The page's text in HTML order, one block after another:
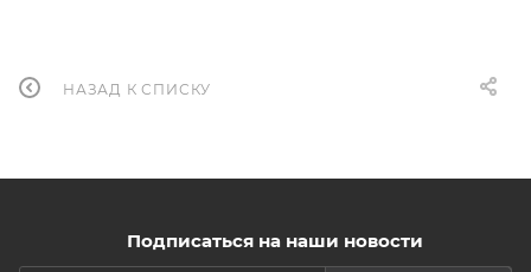
НАЗАД К СПИСКУ
Подписаться на наши новости